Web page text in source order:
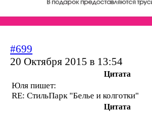
#699
20 Октября 2015 в 13:54
Цитата
Юля пишет:
RE: СтильПарк "Белье и колготки"
Цитата